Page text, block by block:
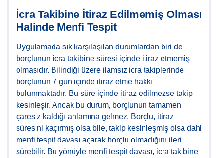
İcra Takibine İtiraz Edilmemiş Olması
Halinde Menfi Tespit
Uygulamada sık karşılaşılan durumlardan biri de
borçlunun icra takibine süresi içinde itiraz etmemiş
olmasıdır. Bilindiği üzere ilamsız icra takiplerinde
borçlunun 7 gün içinde itiraz etme hakkı
bulunmaktadır. Bu süre içinde itiraz edilmezse takip
kesinleşir. Ancak bu durum, borçlunun tamamen
çaresiz kaldığı anlamına gelmez. Borçlu, itiraz
süresini kaçırmış olsa bile, takip kesinleşmiş olsa dahi
menfi tespit davası açarak borçlu olmadığını ileri
sürebilir. Bu yönüyle menfi tespit davası, icra takibine